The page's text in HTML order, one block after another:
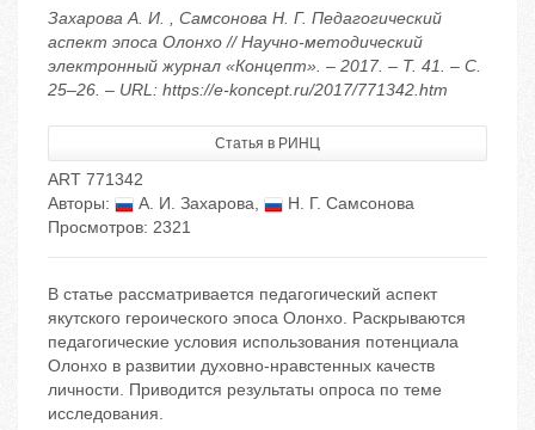
Захарова А. И. , Самсонова Н. Г. Педагогический
аспект эпоса Олонхо // Научно-методический
электронный журнал «Концепт». – 2017. – Т. 41. – С.
25–26. – URL: https://e-koncept.ru/2017/771342.htm
Статья в РИНЦ
ART 771342
Авторы:
А. И. Захарова,
Н. Г. Самсонова
Просмотров: 2321
В статье рассматривается педагогический аспект
якутского героического эпоса Олонхо. Раскрываются
педагогические условия использования потенциала
Олонхо в развитии духовно-нравстенных качеств
личности. Приводится результаты опроса по теме
исследования.